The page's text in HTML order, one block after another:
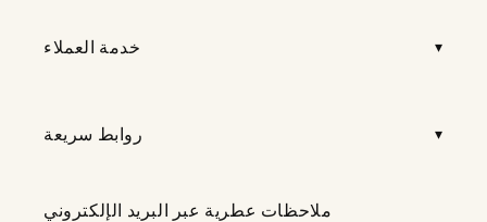
خدمة العملاء
روابط سريعة
ملاحظات عطرية عبر البريد الإلكتروني